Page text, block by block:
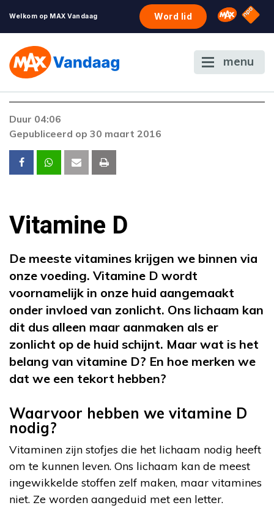
Welkom op MAX Vandaag Word lid Omroep
NPO
menu
De gewenste stream is op dit moment niet
voordoen, neem dan contact op met onze
klantenservice.
Duur 04:06
Gepubliceerd op 30 maart 2016
Vitamine D
De meeste vitamines krijgen we binnen via
onze voeding. Vitamine D wordt
voornamelijk in onze huid aangemaakt
onder invloed van zonlicht. Ons lichaam kan
dit dus alleen maar aanmaken als er
zonlicht op de huid schijnt. Maar wat is het
belang van vitamine D? En hoe merken we
dat we een tekort hebben?
Waarvoor hebben we vitamine D
nodig?
Vitaminen zijn stofjes die het lichaam nodig heeft
om te kunnen leven. Ons lichaam kan de meest
ingewikkelde stoffen zelf maken, maar vitamines
niet. Ze worden aangeduid met een letter.